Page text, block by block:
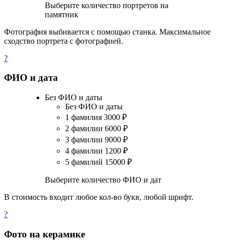
Выберите количество портретов на
памятник
Фотография выбивается с помощью станка. Максимальное
сходство портрета с фотографией.
?
ФИО и дата
Без ФИО и даты
Без ФИО и даты
1 фамилия 3000 ₽
2 фамилии 6000 ₽
3 фамилии 9000 ₽
4 фамилии 1200 ₽
5 фамилий 15000 ₽
Выберите количество ФИО и дат
В стоимость входит любое кол-во букв, любой шрифт.
?
Фото на керамике